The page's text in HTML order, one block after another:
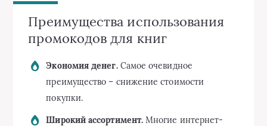
Преимущества использования
промокодов для книг
Экономия денег.Самое очевидное
преимущество – снижение стоимости
покупки.
Широкий ассортимент. Многие интернет-